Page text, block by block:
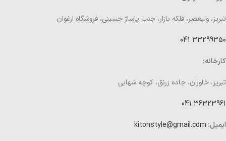
تبریز، ولیعصر، فلکه بازار، جنب پاساژ حسینی، فروشگاه ارغوان
33299350 041
کارخانه:
تبریز، خاوران، جاده زرنق، کوچه شهابی
36323961 041
ایمیل: kitonstyle@gmail.com